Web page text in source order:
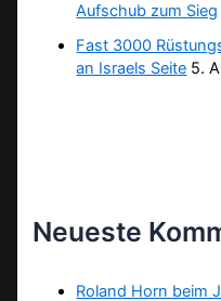
Aufschub zum Sieg
Fast 3000
an Israels Seite 5.
Neueste
Roland Horn beim